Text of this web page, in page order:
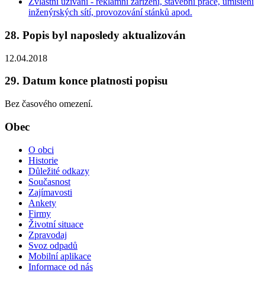
inženýrských sítí, provozování stánků apod.
28. Popis byl naposledy aktualizován
12.04.2018
29. Datum konce platnosti popisu
Bez časového omezení.
Obec
O obci
Historie
Důležité odkazy
Současnost
Zajímavosti
Ankety
Firmy
Životní situace
Zpravodaj
Svoz odpadů
Mobilní aplikace
Informace od nás